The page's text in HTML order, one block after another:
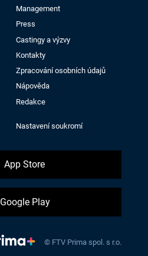
Management
Press
Castingy a výzvy
Kontakty
Zpracování osobních údajů
Nápověda
Redakce
Nastavení soukromí
App Store
Google Play
© FTV Prima spol. s r.o.